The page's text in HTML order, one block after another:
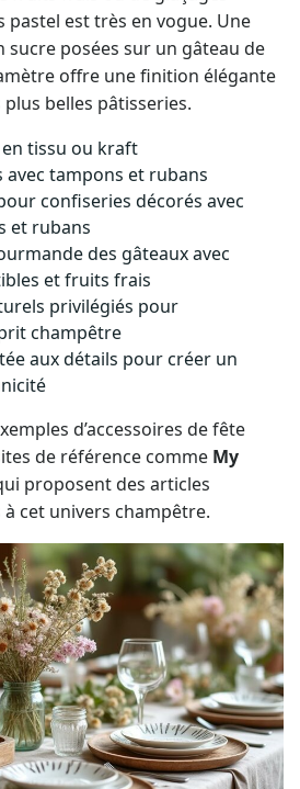
posées sur un gâteau de
offre une finition élégante
belles pâtisseries.
en tissu ou kraft
tampons et rubans
confiseries décorés avec
et rubans
des gâteaux avec
et fruits frais
privilégiés pour
champêtre
aux détails pour créer un
d’accessoires de fête
de référence comme My
proposent des articles
cet univers champêtre.